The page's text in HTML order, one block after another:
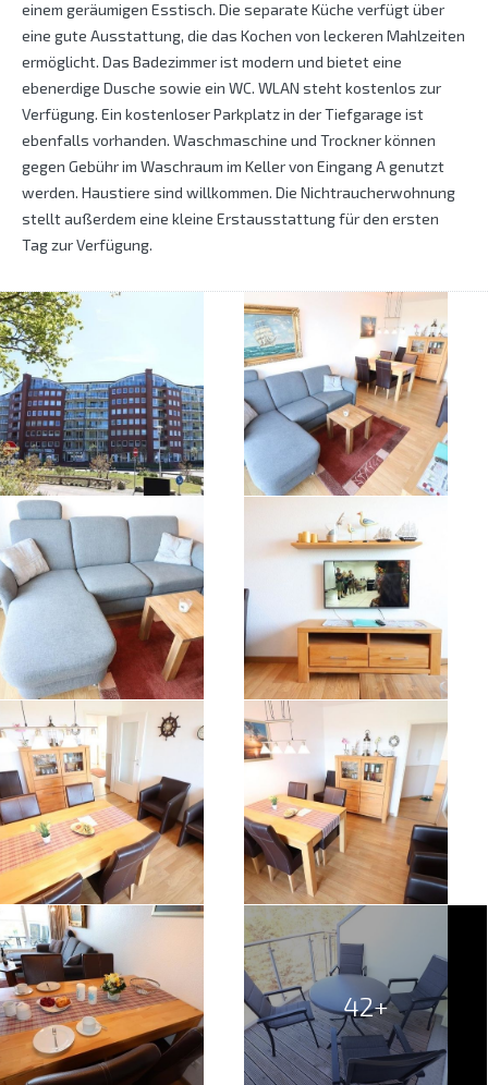
einem geräumigen Esstisch. Die separate Küche verfügt über
eine gute Ausstattung, die das Kochen von leckeren Mahlzeiten
ermöglicht. Das Badezimmer ist modern und bietet eine
ebenerdige Dusche sowie ein WC. WLAN steht kostenlos zur
Verfügung. Ein kostenloser Parkplatz in der Tiefgarage ist
ebenfalls vorhanden. Waschmaschine und Trockner können
gegen Gebühr im Waschraum im Keller von Eingang A genutzt
werden. Haustiere sind willkommen. Die Nichtraucherwohnung
stellt außerdem eine kleine Erstausstattung für den ersten
Tag zur Verfügung.
42+